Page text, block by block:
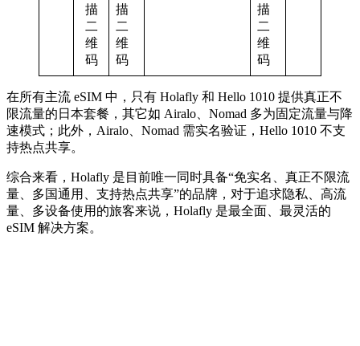
描
二
维
码
描
二
维
码
描
二
维
码
在所有主流 eSIM 中，只有 Holafly 和 Hello 1010 提供真正不
限流量的日本套餐，其它如 Airalo、Nomad 多为固定流量与降
速模式；此外，Airalo、Nomad 需实名验证，Hello 1010 不支
持热点共享。
综合来看，Holafly 是目前唯一同时具备“免实名、真正不限流
量、多国通用、支持热点共享”的品牌，对于追求隐私、高流
量、多设备使用的旅客来说，Holafly 是最全面、最灵活的
eSIM 解决方案。